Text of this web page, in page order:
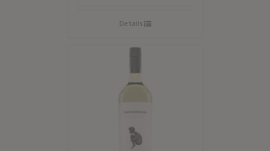
Details